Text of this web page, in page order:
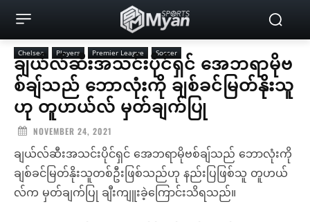
Chelsea Players Premier League Soccer
ချယ်လ်ဆီးအသင်းပိုင်ရှင် အေဘရာမိုဗ
စ်ချ်သည် ဘောလုံးကို ချစ်ခင်မြတ်နိုးသူ
ဟု တူဟယ်လ် မှတ်ချက်ပြု
NOVEMBER 24, 2021
ချယ်လ်ဆီးအသင်းပိုင်ရှင် အေဘရာမိုဗစ်ချ်သည် ဘောလုံးကို
ချစ်ခင်မြတ်နိုးသူတစ်ဦးဖြစ်သည်ဟု နည်းပြဖြစ်သူ တူဟယ်
လ်က မှတ်ချက်ပြု ချီးကျူးခဲ့ကြောင်းသိရသည်။